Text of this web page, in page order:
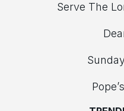
Serve The